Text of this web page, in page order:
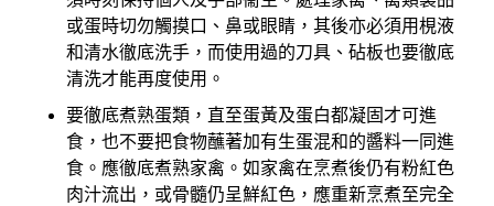
或蛋時切勿觸摸口、鼻或眼睛，其後亦必須用梘液
和清水徹底洗手，而使用過的刀具、砧板也要徹底
清洗才能再度使用。
要徹底煮熟蛋類，直至蛋黃及蛋白都凝固才可進
食，也不要把食物蘸著加有生蛋混和的醬料一同進
食。應徹底煮熟家禽。如家禽在烹煮後仍有粉紅色
肉汁流出，或骨髓仍呈鮮紅色，應重新烹煮至完全